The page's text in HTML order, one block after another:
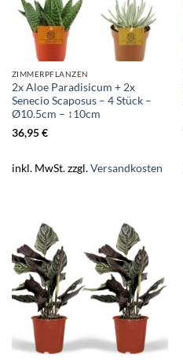
ZIMMERPFLANZEN
2x Aloe Paradisicum + 2x
Senecio Scaposus – 4 Stück –
Ø10.5cm – ↕10cm
36,95€
inkl. MwSt.zzgl.Versandkosten